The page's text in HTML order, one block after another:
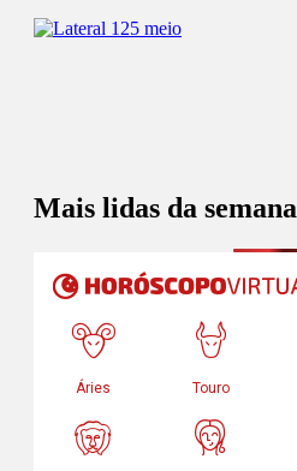
Mais lidas da semana